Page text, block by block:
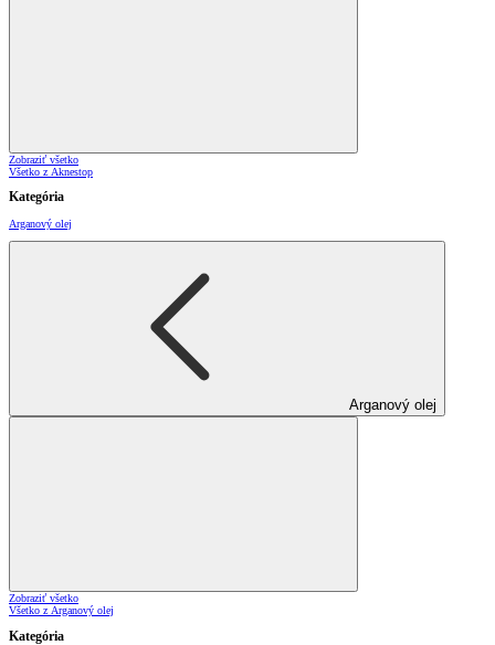
Zobraziť všetko
Všetko z Aknestop
Kategória
Arganový olej
Arganový olej
Zobraziť všetko
Všetko z Arganový olej
Kategória